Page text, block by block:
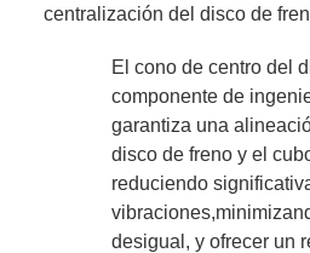
centralización del disco de
El cono de centro del
componente de
garantiza una
disco de freno y el
reduciendo
desigual, y ofrecer un